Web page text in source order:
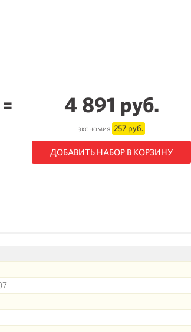
= 4 891 руб.
экономия 257 руб.
ДОБАВИТЬ НАБОР В КОРЗИНУ